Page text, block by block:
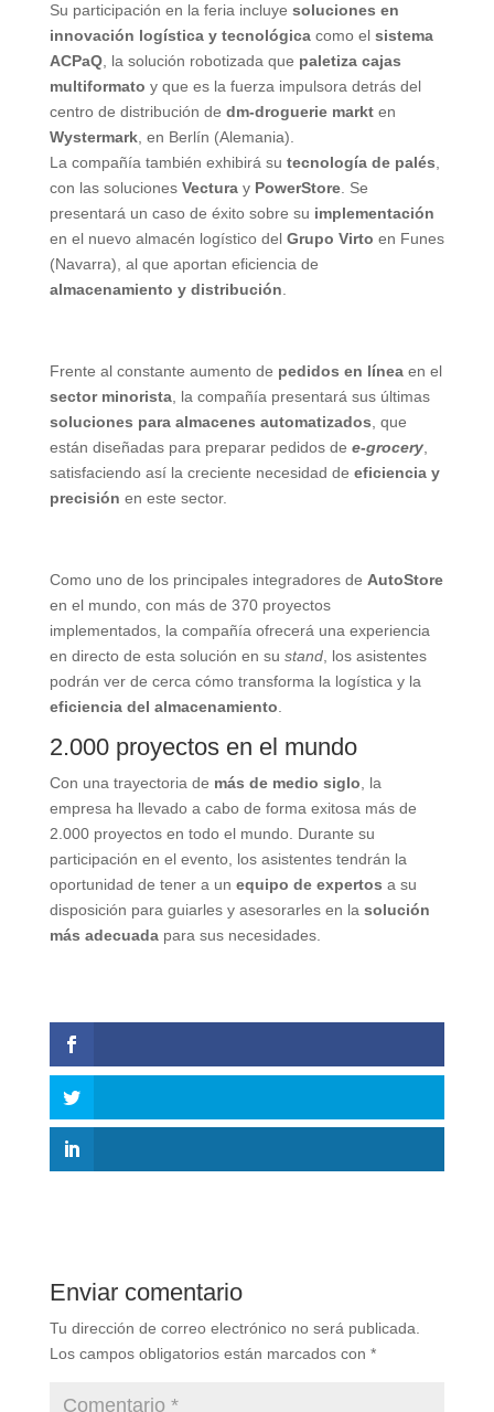
Su participación en la feria incluye soluciones en
innovación logística y tecnológicacomo el sistema
ACPaQ, la solución robotizada que paletiza cajas
multiformato y que es la fuerza impulsora detrás del
centro de distribución de dm-droguerie markt en
Wystermark, en Berlín (Alemania).
La compañía también exhibirá su tecnología de palés,
con las solucionesVecturay PowerStore. Se
presentará un caso de éxito sobre su implementación
en el nuevo almacén logístico del Grupo Virto en Funes
(Navarra), al que aportan eficiencia de
almacenamiento y distribución.
Frente al constante aumento de pedidos en línea en el
sector minorista, la compañía presentará sus últimas
soluciones para almacenes automatizados, que
están diseñadas para preparar pedidos de e-grocery,
satisfaciendo así la creciente necesidad de eficiencia y
precisión en este sector.
Como uno de los principales integradores de AutoStore
en el mundo, con más de 370 proyectos
implementados, la compañía ofrecerá una experiencia
en directo de esta solución en su stand, los asistentes
podrán ver de cerca cómo transforma la logística y la
eficiencia del almacenamiento.
2.000 proyectos en el mundo
Con una trayectoria de más de medio siglo, la
empresa ha llevado a cabo de forma exitosa más de
2.000 proyectos en todo el mundo. Durante su
participación en el evento, los asistentes tendrán la
oportunidad de tener a un equipo de expertos a su
disposición para guiarles y asesorarles en la solución
más adecuada para sus necesidades.
Enviar comentario
Tu dirección de correo electrónico no será publicada.
Los campos obligatorios están marcados con *